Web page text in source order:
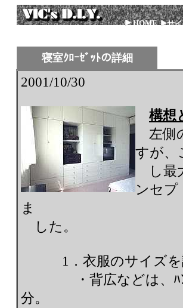
HOME サ
寝室ｸﾛｰｾﾞｯﾄの詳細
2001/10/30
構想
左側
すが、
し最
ンセプ
ま
した。
1．衣服のサイズを
・背広などは、ﾊﾝｶ
分。